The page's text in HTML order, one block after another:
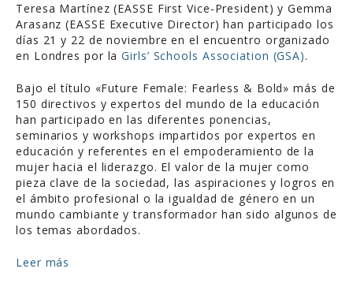
Teresa Martínez (EASSE First Vice-President) y Gemma
Arasanz (EASSE Executive Director) han participado los
días 21 y 22 de noviembre en el encuentro organizado
en Londres por laGirls’ Schools Association (GSA).
Bajo el título «Future Female: Fearless & Bold» más de
150 directivos y expertos del mundo de la educación
han participado en las diferentes ponencias,
seminarios y workshops impartidos por expertos en
educación y referentes en el empoderamiento de la
mujer hacia el liderazgo. El valor de la mujer como
pieza clave de la sociedad, las aspiraciones y logros en
el ámbito profesional o la igualdad de género en un
mundo cambiante y transformador han sido algunos de
los temas abordados.
Leer más